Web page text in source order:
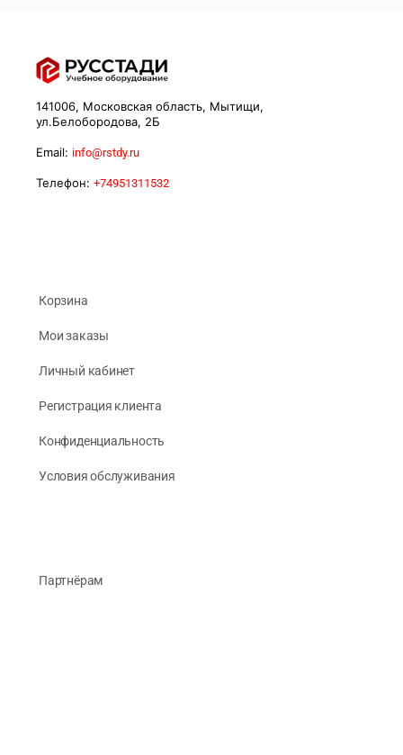
141006, Московская область, Мытищи,
ул.Белобородова, 2Б
Email: info@rstdy.ru
Телефон: +74951311532
Корзина
Мои заказы
Личный кабинет
Регистрация клиента
Конфиденциальность
Условия обслуживания
Партнёрам